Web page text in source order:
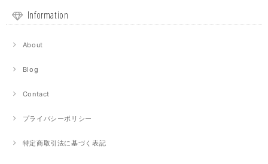
Information
About
Blog
Contact
プライバシーポリシー
特定商取引法に基づく表記